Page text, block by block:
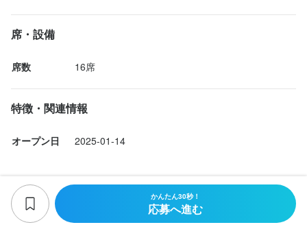
席・設備
席数 16席
特徴・関連情報
オープン日 2025-01-14
かんたん30秒！
応募へ進む